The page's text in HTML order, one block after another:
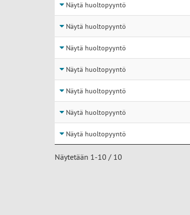
Näytä huoltopyyntö
Näytä huoltopyyntö
Näytä huoltopyyntö
Näytä huoltopyyntö
Näytä huoltopyyntö
Näytä huoltopyyntö
Näytä huoltopyyntö
Näytetään 1-10 / 10